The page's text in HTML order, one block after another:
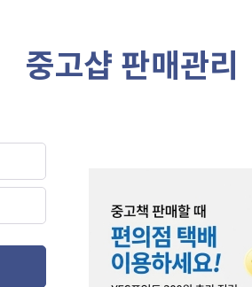
중고샵 판매관리